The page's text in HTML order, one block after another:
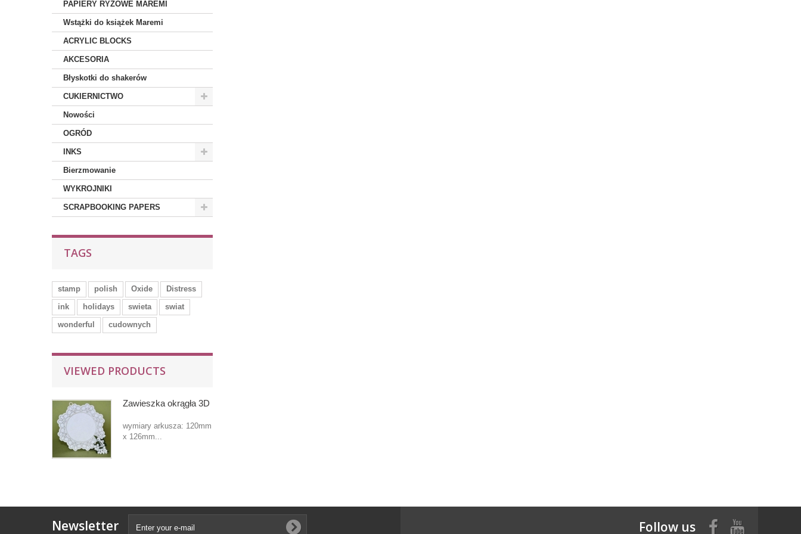
PAPIERY RYŻOWE MAREMI
Wstążki do książek Maremi
ACRYLIC BLOCKS
AKCESORIA
Błyskotki do shakerów
CUKIERNICTWO
Nowości
OGRÓD
INKS
Bierzmowanie
WYKROJNIKI
SCRAPBOOKING PAPERS
TAGS
stamp polish Oxide
Distress
ink
holidays swieta
swiat
wonderful
cudownych
VIEWED PRODUCTS
Zawieszka okrągła 3D
wymiary arkusza: 120mm
x 126mm...
Newsletter Follow us